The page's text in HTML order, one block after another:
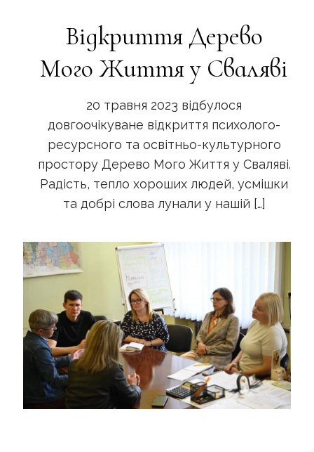
Відкриття Дерево
Мого Життя у Сваляві
20 травня 2023 відбулося
довгоочікуване відкриття психолого-
ресурсного та освітньо-культурного
простору Дерево Мого Життя у Сваляві.
Радість, тепло хороших людей, усмішки
та добрі слова лунали у нашій […]